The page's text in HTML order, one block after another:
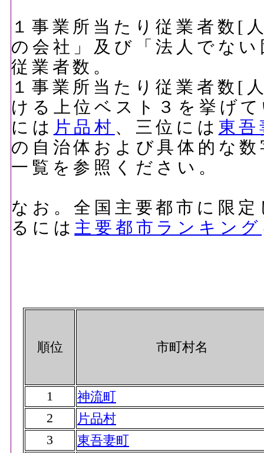
１事業所当たり従業者数[
の会社」及び「法人でな
従業者数。
１事業所当たり従業者数[
ける上位ベスト３を挙げ
には 片品村 、三位には 東吾
の自治体および具体的な
一覧を参照ください。
なお。全国主要都市に限
るには 主要都市ランキング
順位 市町村名
1
神流町
2
片品村
3
東吾妻町